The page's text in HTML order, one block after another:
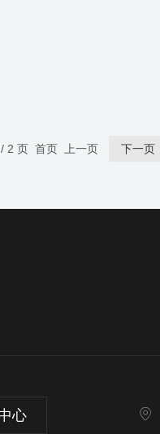
/ 2 页 首页 上一页 下一页
心